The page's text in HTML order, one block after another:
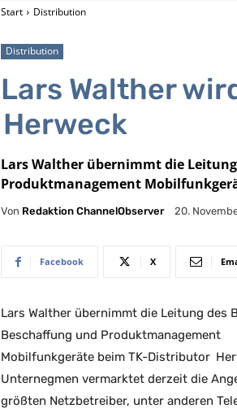
Start Distribution
Distribution
Lars Walther
Herweck
Lars Walther übernimmt die
Produktmanagement
Von Redaktion ChannelObserver 20.
Facebook X
Lars Walther übernimmt die Leitung des
Beschaffung und Produktmanagement
Mobilfunkgeräte beim TK-Distributor
Unternegmen vermarktet derzeit die
größten Netzbetreiber, unter anderen